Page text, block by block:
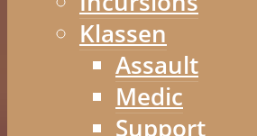
Klassen
Assault
Medic
Support